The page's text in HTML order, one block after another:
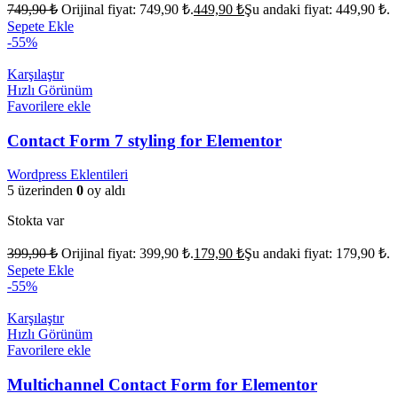
749,90₺ Orijinal fiyat: 749,90 ₺.449,90 ₺Şu andaki fiyat: 449,90 ₺.
Sepete Ekle
-55%
Karşılaştır
Hızlı Görünüm
Favorilere ekle
Contact Form 7 styling for Elementor
Wordpress Eklentileri
5 üzerinden 0 oy aldı
Stokta var
399,90₺ Orijinal fiyat: 399,90 ₺.179,90 ₺Şu andaki fiyat: 179,90 ₺.
Sepete Ekle
-55%
Karşılaştır
Hızlı Görünüm
Favorilere ekle
Multichannel Contact Form for Elementor